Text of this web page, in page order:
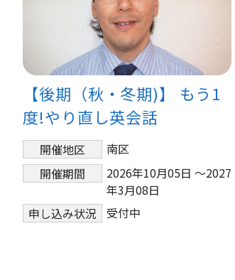
【後期（秋・冬期)】 もう1
度!やり直し英会話
開催地区
南区
開催期間
2026年10月05日 ～2027
年3月08日
申し込み状況
受付中